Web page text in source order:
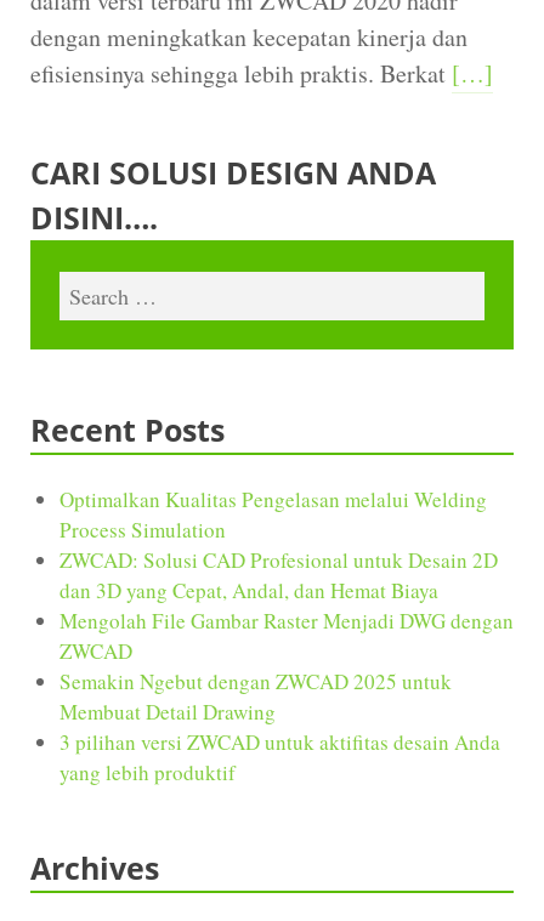
dengan meningkatkan kecepatan kinerja dan
efisiensinya sehingga lebih praktis. Berkat […]
CARI SOLUSI DESIGN ANDA
DISINI….
Recent Posts
Optimalkan Kualitas Pengelasan melalui Welding
Process Simulation
ZWCAD: Solusi CAD Profesional untuk Desain 2D
dan 3D yang Cepat, Andal, dan Hemat Biaya
Mengolah File Gambar Raster Menjadi DWG dengan
ZWCAD
Semakin Ngebut dengan ZWCAD 2025 untuk
Membuat Detail Drawing
3 pilihan versi ZWCAD untuk aktifitas desain Anda
yang lebih produktif
Archives